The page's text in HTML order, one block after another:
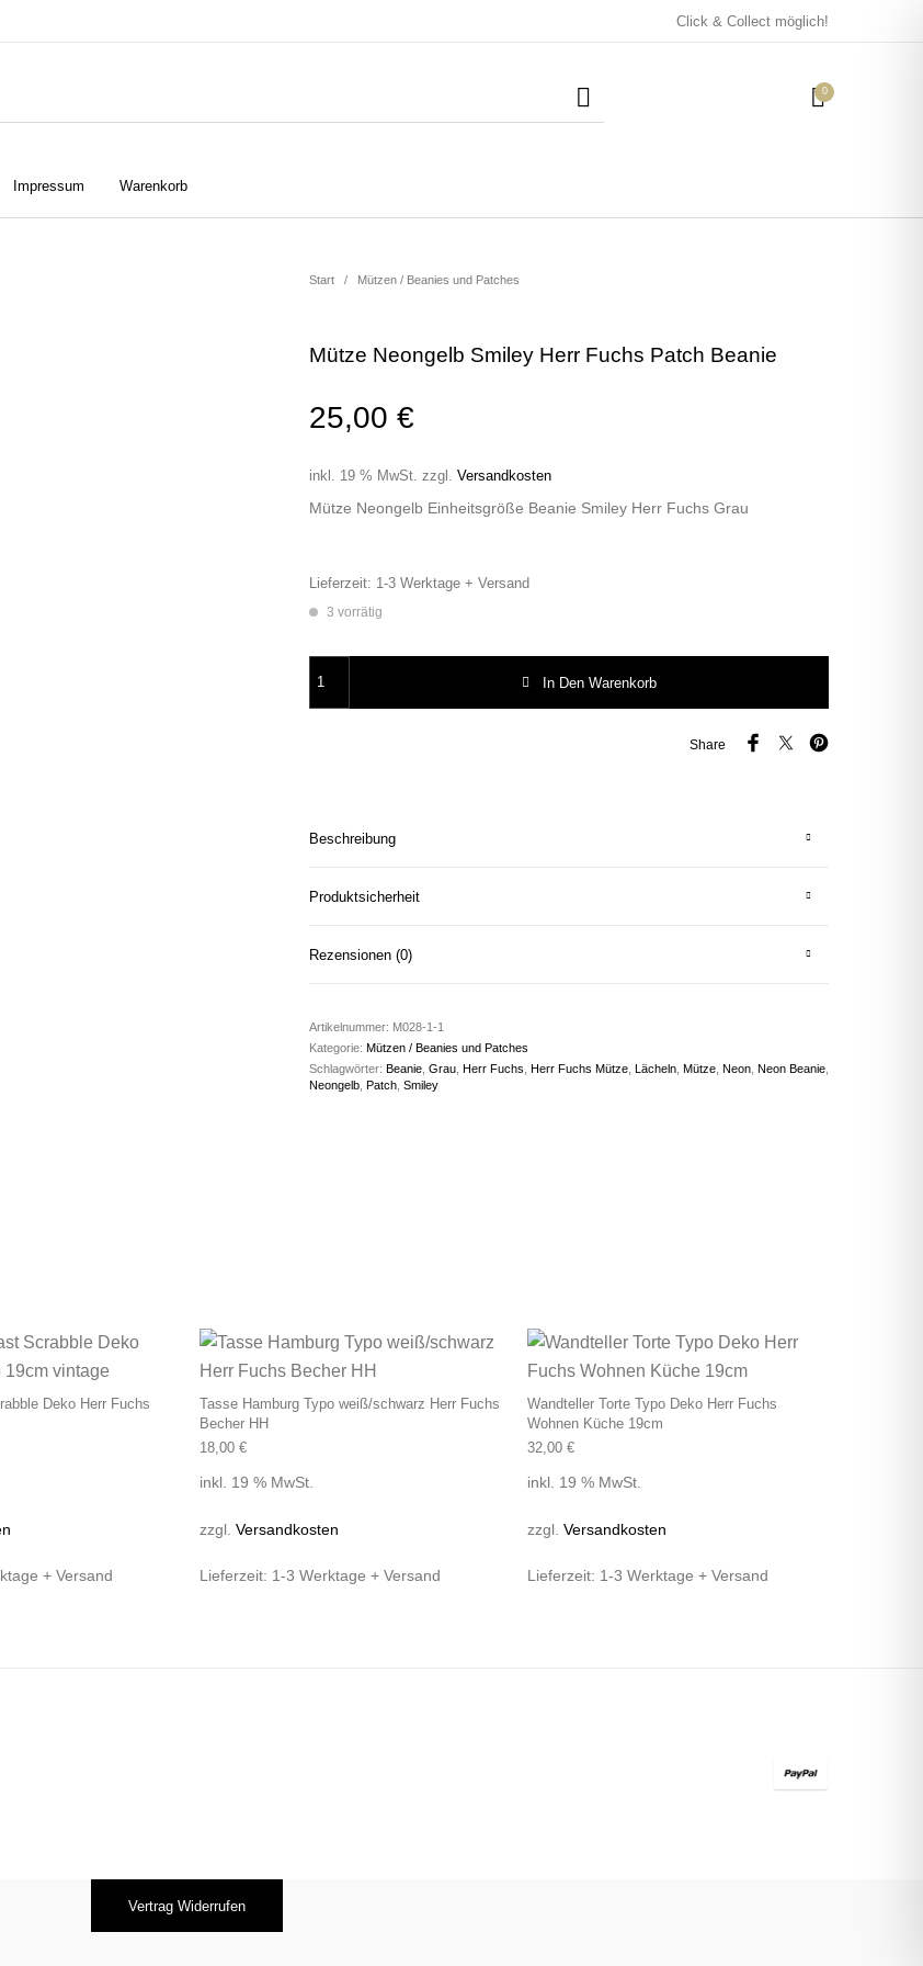
Click & Collect möglich!
0
Impressum Warenkorb
Start / Mützen / Beanies und Patches
Mütze Neongelb Smiley Herr Fuchs Patch Beanie
25,00 €
inkl. 19 % MwSt. zzgl. Versandkosten
Mütze Neongelb Einheitsgröße Beanie Smiley Herr Fuchs Grau
Lieferzeit: 1-3 Werktage + Versand
3 vorrätig
In Den Warenkorb
Share
Beschreibung
Produktsicherheit
Rezensionen (0)
Artikelnummer: M028-1-1
Kategorie: Mützen / Beanies und Patches
Schlagwörter: Beanie, Grau, Herr Fuchs Herr Fuchs Mütze, Lächeln, Mütze, Neon, Neon Beanie,
Neongelb, Patch, Smiley
Deko Herr Fuchs
+ Versand
Tasse Hamburg Typo weiß/schwarz Herr Fuchs
Becher HH
18,00 €
inkl. 19 % MwSt.
zzgl. Versandkosten
Lieferzeit: 1-3 Werktage + Versand
Wandteller Torte Typo Deko Herr Fuchs
Wohnen Küche 19cm
32,00 €
inkl. 19 % MwSt.
zzgl. Versandkosten
Lieferzeit: 1-3 Werktage + Versand
Vertrag Widerrufen